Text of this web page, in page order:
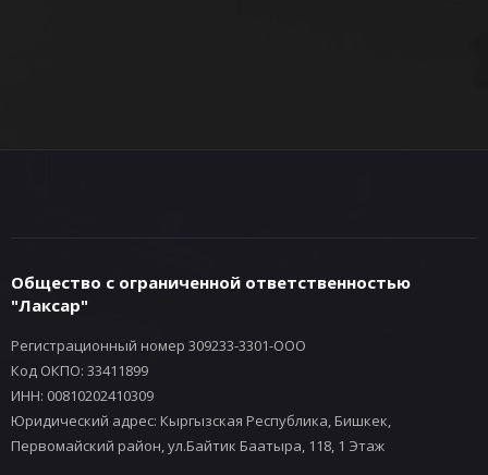
Общество с ограниченной ответственностью
"Лаксар"
Регистрационный номер 309233-3301-ООО
Код ОКПО: 33411899
ИНН: 00810202410309
Юридический адрес: Кыргызская Республика, Бишкек,
Первомайский район, ул.Байтик Баатыра, 118, 1 Этаж